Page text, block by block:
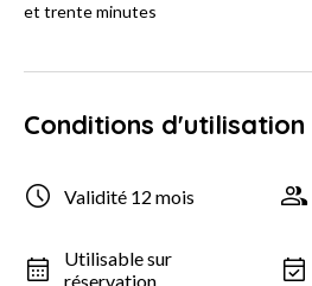
et trente minutes
Conditions d'utilisation
Validité 12 mois
Utilisable sur
réservation